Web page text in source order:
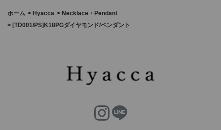
ホーム > Hyacca > Necklace・Pendant
> [TD001/PS]K18PGダイヤモンド/ペンダント